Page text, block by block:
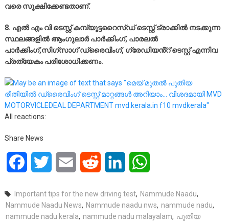
വരെ സൂക്ഷിക്കേണ്ടതാണ്.
8. എൽ എം വി ടെസ്റ്റ് കമ്പ്യൂട്ടറൈസ്ഡ് ടെസ്റ്റ് ട്രാക്കിൽ നടക്കുന്ന
സ്ഥലങ്ങളിൽ ആംഗുലാർ പാർക്കിംഗ്, പാരലൽ
പാർക്കിംഗ്,സിഗ്സാഗ് ഡ്രൈവിംഗ്, ഗ്രേഡിയൻ്റ് ടെസ്റ്റ് എന്നിവ
പ്രത്യേകം പരിശോധിക്കണം.
All reactions:
Share News
FacebookTwitter Email Reddit LinkedIn
Important tips for the new driving test, Nammude Naadu,
Nammude Naadu News, Nammude naadu nws, nammude nadu,
nammude nadu kerala, nammude nadu malayalam, പുതിയ